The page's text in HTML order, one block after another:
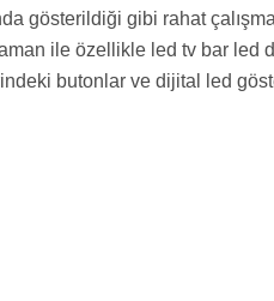
gösterildiği gibi rahat
ile özellikle led tv bar led
butonlar ve dijital led